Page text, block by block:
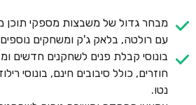
מבחר גדול של משבצות מספקי תוכן
עם רולטה, בלאק ג'ק ומשחקים נוספים
בונוסי קבלת פנים לשחקנים חדשים
חוזרים, כולל סיבובים חינם, בונוסי
נטו.